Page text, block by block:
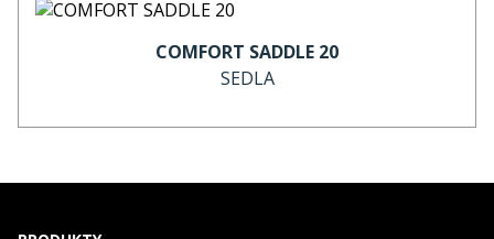
COMFORT SADDLE 20
SEDLA